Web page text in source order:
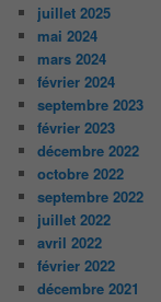
juillet 2025
mai 2024
mars 2024
février 2024
septembre 2023
février 2023
décembre 2022
octobre 2022
septembre 2022
juillet 2022
avril 2022
février 2022
décembre 2021